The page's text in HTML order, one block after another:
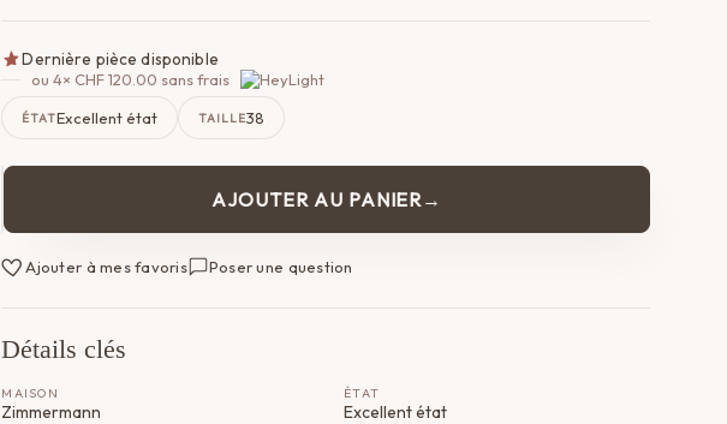
Dernière pièce disponible
ou 4× CHF120.00 sans frais
ÉTATExcellent état TAILLE38
de
Robe
Zimmermann
AJOUTER AU PANIER
Ajouter à mes favoris Poser une question
Détails clés
MAISON
Zimmermann
ÉTAT
Excellent état